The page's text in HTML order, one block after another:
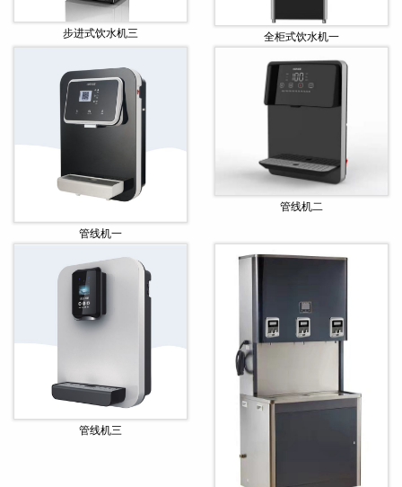
步进式饮水机三 全柜式饮水机一
管线机一
管线机二
管线机三